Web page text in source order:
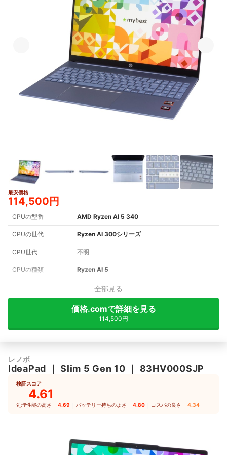
最安価格
114,500円
CPUの型番 AMD Ryzen AI 5 340
CPUの世代 Ryzen AI 300シリーズ
CPU世代 不明
CPUの種類 Ryzen AI 5
全部見る
価格.comで詳細を見る
114,500円
レノボ
IdeaPad ｜Slim 5 Gen 10 ｜ 83HV000SJP
検証スコア
4.61
処理性能の高さ 4.69 バッテリー持ちのよさ 4.80 コスパの良さ 4.34